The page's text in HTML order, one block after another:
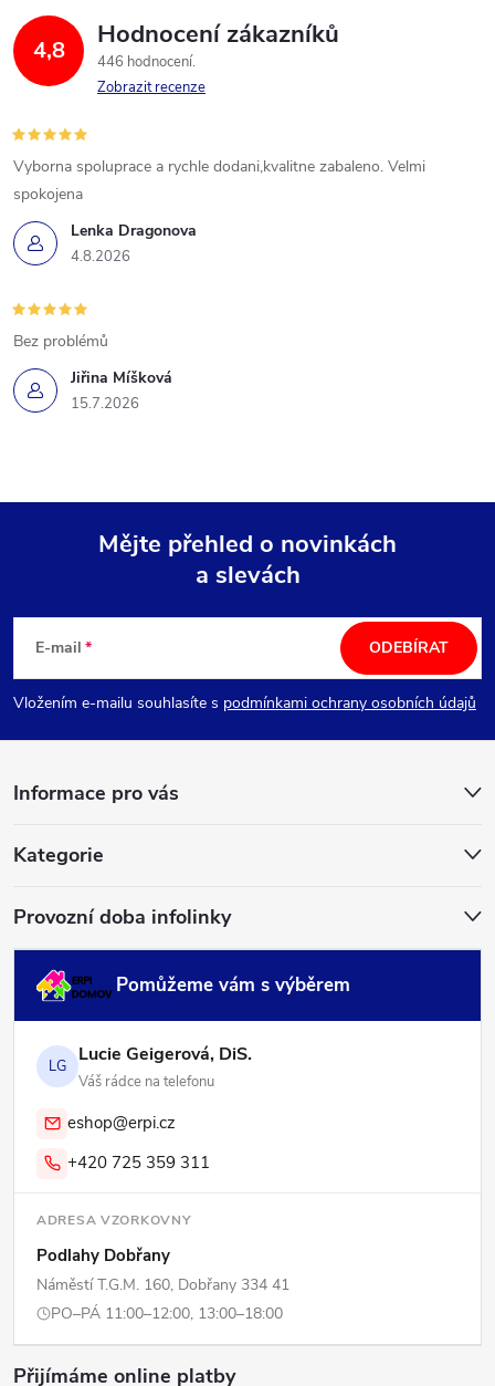
4,8 Hodnocení zákazníků
446 hodnocení
Zobrazit recenze
Lenka Dragonova
4.8.2026
Vyborna spoluprace a rychle dodani,kvalitne zabaleno. Velmi
spokojena
Jiřina Míšková
15.7.2026
Bez problémů
p
a
Mějte přehled o novinkách
a slevách
E-mail
Vložením e-mailu souhlasíte s podmínkami ochrany osobních údajů
ODEBÍRAT
Informace pro vás
Kategorie
Provozní doba infolinky
Pomůžeme vám s výběrem
LG Lucie Geigerová, DiS.
Váš rádce na telefonu
eshop@erpi.cz
+420 725 359 311
ADRESA VZORKOVNY
Podlahy Dobřany
Náměstí T.G.M. 160, Dobřany 334 41
PO–PÁ 11:00–12:00, 13:00–18:00
Přijímáme online platby